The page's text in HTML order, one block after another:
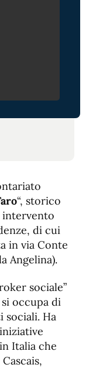
“, storico
di cui
in via Conte
Angelina).
sociale”
occupa di
sociali. Ha
Italia che